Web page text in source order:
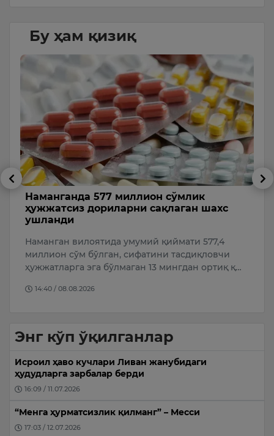
Бу ҳам қизиқ
Наманганда 577 миллион сўмлик
ҳужжатсиз дориларни сақлаган шахс
ушланди
Наманган вилоятида умумий қиймати 577,4
миллион сўм бўлган, сифатини тасдиқловчи
ҳужжатларга эга бўлмаган 13 мингдан ортиқ қ…
14:40 / 08.08.2026
Энг кўп ўқилганлар
Исроил ҳаво кучлари Ливан жанубидаги
ҳудудларга зарбалар берди
16:09 / 11.07.2026
“Менга ҳурматсизлик қилманг” – Месси
17:03 / 12.07.2026